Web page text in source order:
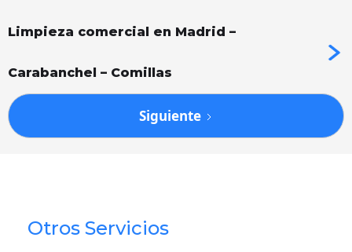
Limpieza comercial en Madrid –
Carabanchel – Comillas
Siguiente
Otros Servicios